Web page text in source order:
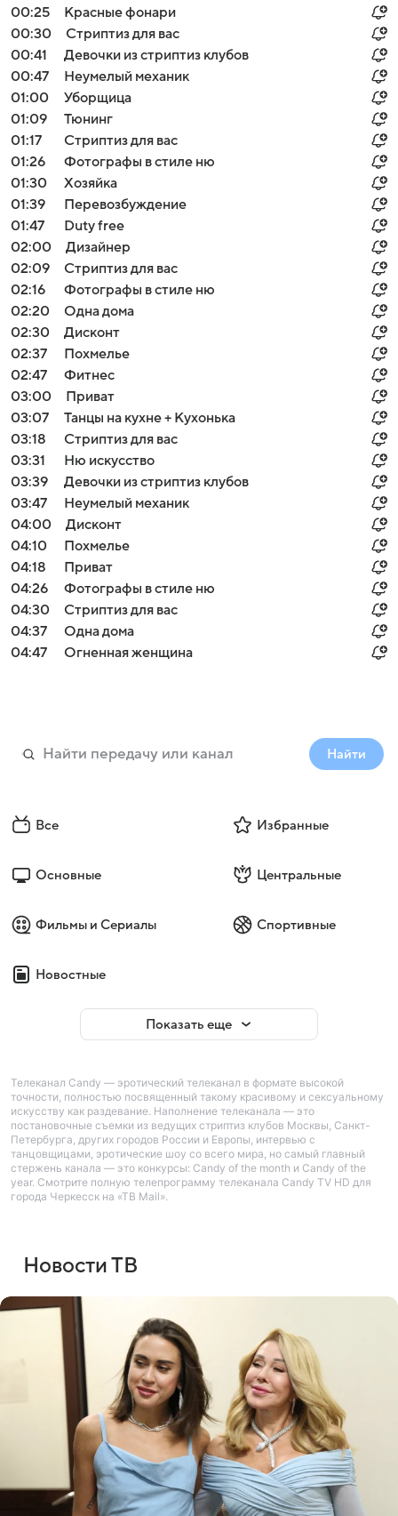
00:25
Красные фонари
00:30
Стриптиз для вас
00:41
Девочки из стриптиз клубов
00:47
Неумелый механик
01:00
Уборщица
01:09
Тюнинг
01:17
Стриптиз для вас
01:26
Фотографы в стиле ню
01:30
Хозяйка
01:39
Перевозбуждение
01:47
Duty free
02:00
Дизайнер
02:09
Стриптиз для вас
02:16
Фотографы в стиле ню
02:20
Одна дома
02:30
Дисконт
02:37
Похмелье
02:47
Фитнес
03:00
Приват
03:07
Танцы на кухне + Кухонька
03:18
Стриптиз для вас
03:31
Ню искусство
03:39
Девочки из стриптиз клубов
03:47
Неумелый механик
04:00
Дисконт
04:10
Похмелье
04:18
Приват
04:26
Фотографы в стиле ню
04:30
Стриптиз для вас
04:37
Одна дома
04:47
Огненная женщина
Найти
Все Избранные
Основные Центральные
Фильмы и Сериалы Спортивные
Новостные
Показать еще
Телеканал Candy — эротический телеканал в формате высокой
точности, полностью посвященный такому красивому и сексуальному
искусству как раздевание. Наполнение телеканала — это
постановочные съемки из ведущих стриптиз клубов Москвы, Санкт-
Петербурга, других городов России и Европы, интервью с
танцовщицами, эротические шоу со всего мира, но самый главный
стержень канала — это конкурсы: Candy of the month и Candy of the
year. Смотрите полную телепрограмму телеканала Candy TV HD для
города Черкесск на «ТВ Mail».
Новости ТВ